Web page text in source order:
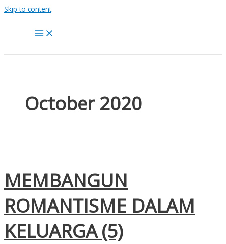
Skip to content
October 2020
MEMBANGUN
ROMANTISME DALAM
KELUARGA (5)